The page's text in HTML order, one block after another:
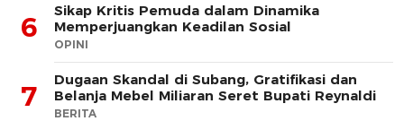
6
Sikap Kritis Pemuda dalam Dinamika
Memperjuangkan Keadilan Sosial
OPINI
7
Dugaan Skandal di Subang, Gratifikasi dan
Belanja Mebel Miliaran Seret Bupati Reynaldi
BERITA